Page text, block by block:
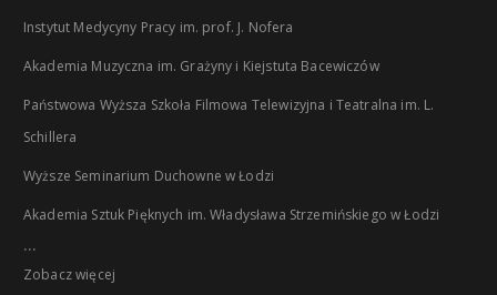
Instytut Medycyny Pracy im. prof. J. Nofera
Akademia Muzyczna im. Grażyny i Kiejstuta Bacewiczów
Państwowa Wyższa Szkoła Filmowa Telewizyjna i Teatralna im. L.
Schillera
Wyższe Seminarium Duchowne w Łodzi
Akademia Sztuk Pięknych im. Władysława Strzemińskiego w Łodzi
...
Zobacz więcej